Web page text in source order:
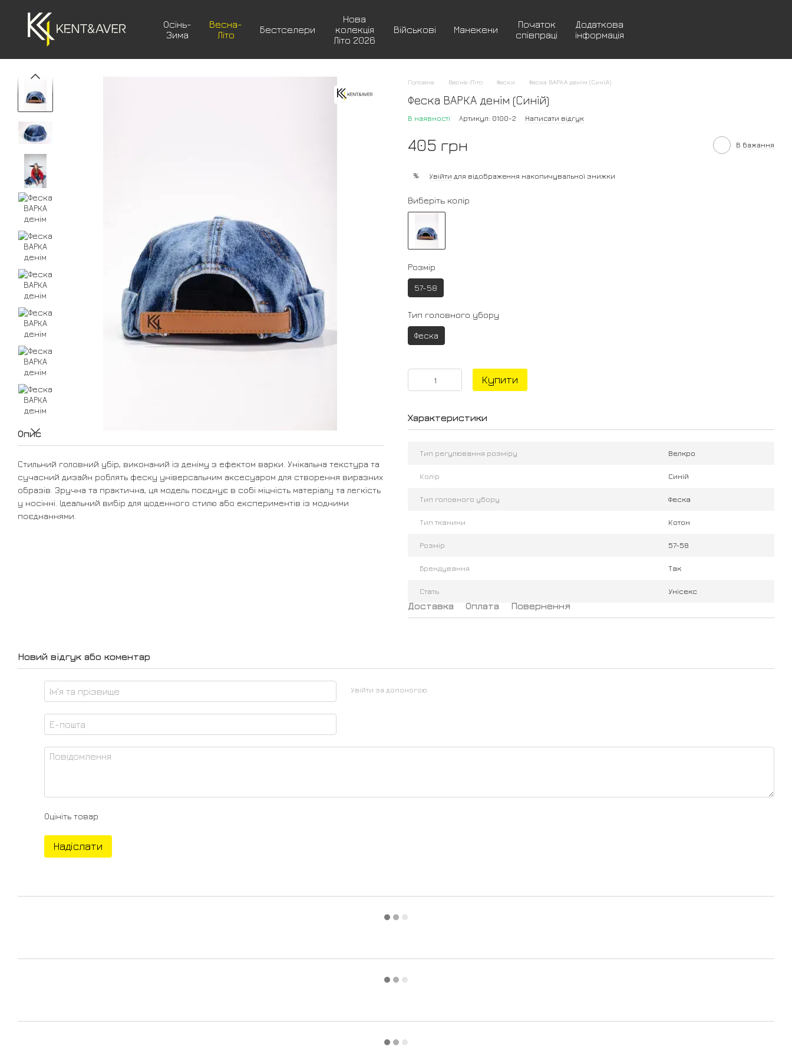
Осінь-
Зима
Весна-
Літо
Бестселери
Нова
колекція
Літо 2026
Військові Манекени
Початок
співпраці
Додаткова
інформація
Опис
Стильний головний убір, виконаний із деніму з ефектом варки. Унікальна текстура та
сучасний дизайн роблять феску універсальним аксесуаром для створення виразних
образів. Зручна та практична, ця модель поєднує в собі міцність матеріалу та легкість
у носінні. Ідеальний вибір для щоденного стилю або експериментів із модними
поєднаннями.
Головна Весна-Літо Фески Феска ВАРКА денім (Синій)
Феска ВАРКА денім (Синій)
В наявності Артикул: 0100-2 Написати відгук
405 грн В бажання
% Увійти для відображення накопичувальної знижки
Виберіть колір
Розмір
57-58
Тип головного убору
Феска
Купити
Характеристики
Тип регулювання розміру Велкро
Колір Синій
Тип головного убору Феска
Тип тканини Котон
Розмір 57-58
Брендування Так
Стать Унісекс
Доставка Оплата Повернення
Новий відгук або коментар
Увійти за допомогою
Оцініть товар
Надіслати